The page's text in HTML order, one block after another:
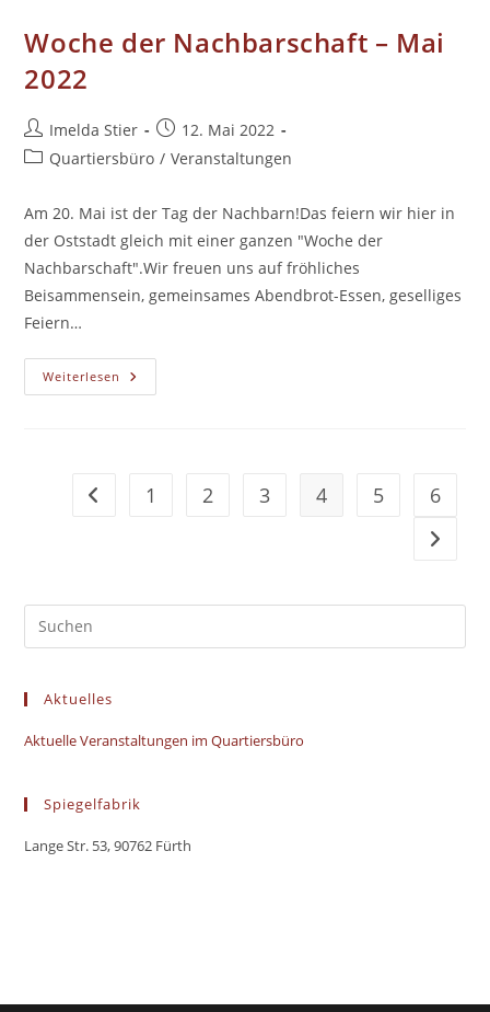
Woche der Nachbarschaft – Mai
2022
Beitrags-
Autor:
Imelda Stier
Beitrag
veröffentlicht:
12. Mai 2022
Beitrags-
Quartiersbüro / Veranstaltungen
Am 20. Mai ist der Tag der Nachbarn!Das feiern wir hier in
der Oststadt gleich mit einer ganzen "Woche der
Nachbarschaft".Wir freuen uns auf fröhliches
Beisammensein, gemeinsames Abendbrot-Essen, geselliges
Feiern…
Weiterlesen Woche
Der
Zur vorherigen Seite
1 2 3 4 5 6
Zur
Aktuelles
Aktuelle Veranstaltungen im Quartiersbüro
Spiegelfabrik
Lange Str. 53, 90762 Fürth